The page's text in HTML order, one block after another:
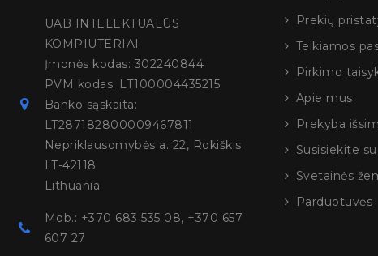
UAB INTELEKTUALŪS
KOMPIUTERIAI
Įmonės kodas: 302240844
PVM kodas: LT100004435215
Banko sąskaita:
LT287182800009467811
Nepriklausomybės a. 22, Rokiškis
LT-42118
Lithuania
Mob.: +370 683 535 08, +370 657
607 27
Prekių
Teikiamos
Pirkimo
Apie mus
Prekyba
Susisiekite
Svetainės
Parduotuvės